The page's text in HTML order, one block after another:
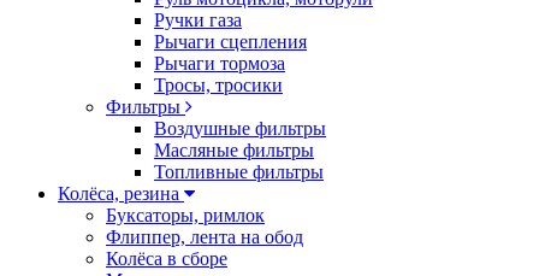
Ручки газа
Рычаги сцепления
Рычаги тормоза
Тросы, тросики
Фильтры
Воздушные фильтры
Масляные фильтры
Топливные фильтры
Колёса, резина
Буксаторы, римлок
Флиппер, лента на обод
Колёса в сборе